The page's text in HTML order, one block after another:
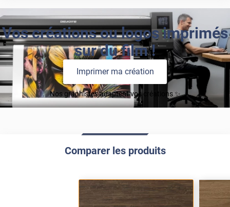
Vos créations ou logos imprimés
sur du film !
Imprimer ma création
Nos graphistes adaptent vos créations ✨
Comparer les produits